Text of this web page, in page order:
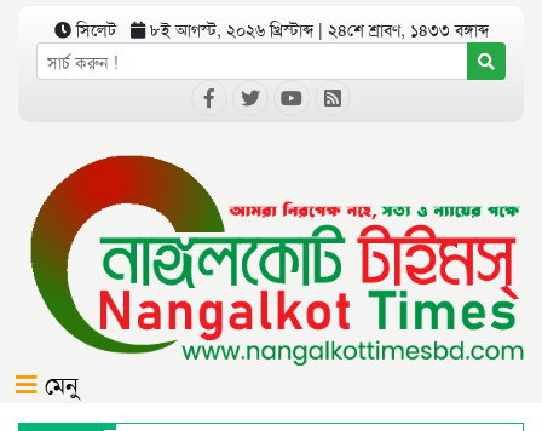
সিলেট ৮ই আগস্ট, ২০২৬ খ্রিস্টাব্দ | ২৪শে শ্রাবণ, ১৪৩৩ বঙ্গাব্দ
মেনু